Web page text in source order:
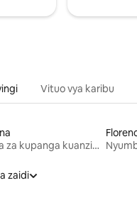
Vituo vya karibu
Nyumba za kupanga kuanzia mwezi mmoja
zaidi